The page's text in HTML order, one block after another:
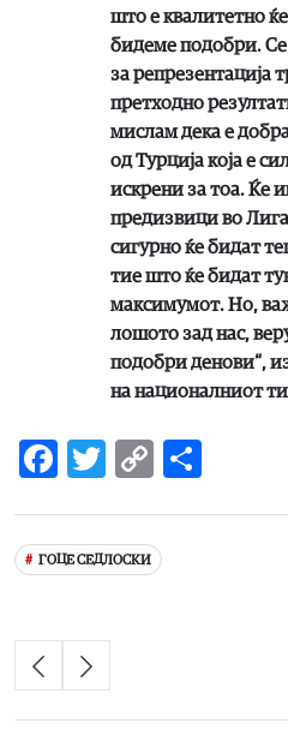
што е квалитетно
бидеме подобри. Се
за репрезентација
претходно
мислам дека е
од Турција која е
искрени за тоа. Ќе
предизвици во
сигурно ќе бидат
тие што ќе бидат
максимумот. Но,
лошото зад нас,
подобри денови“,
на националниот
Facebook
Twitter
Copy
ГОЦЕ СЕДЛОСКИ